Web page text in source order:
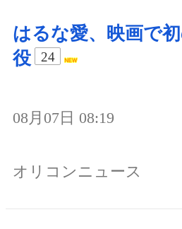
はるな愛、映画で
役
24
08月07日 08:19
オリコンニュース